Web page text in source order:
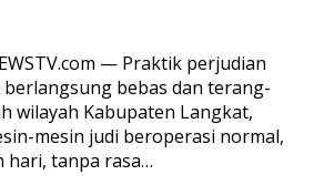
— Praktik perjudian
bebas dan terang-
wilayah Kabupaten Langkat,
mesin judi beroperasi normal,
hari, tanpa rasa…